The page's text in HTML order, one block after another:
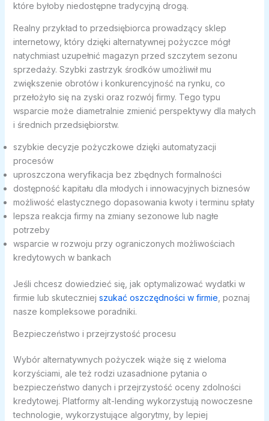
które byłoby niedostępne tradycyjną drogą.
Realny przykład to przedsiębiorca prowadzący sklep
internetowy, który dzięki alternatywnej pożyczce mógł
natychmiast uzupełnić magazyn przed szczytem sezonu
sprzedaży. Szybki zastrzyk środków umożliwił mu
zwiększenie obrotów i konkurencyjność na rynku, co
przełożyło się na zyski oraz rozwój firmy. Tego typu
wsparcie może diametralnie zmienić perspektywy dla małych
i średnich przedsiębiorstw.
szybkie decyzje pożyczkowe dzięki automatyzacji
procesów
uproszczona weryfikacja bez zbędnych formalności
dostępność kapitału dla młodych i innowacyjnych biznesów
możliwość elastycznego dopasowania kwoty i terminu spłaty
lepsza reakcja firmy na zmiany sezonowe lub nagłe
potrzeby
wsparcie w rozwoju przy ograniczonych możliwościach
kredytowych w bankach
Jeśli chcesz dowiedzieć się, jak optymalizować wydatki w
firmie lub skuteczniej szukać oszczędności w firmie , poznaj
nasze kompleksowe poradniki.
Bezpieczeństwo i przejrzystość procesu
Wybór alternatywnych pożyczek wiąże się z wieloma
korzyściami, ale też rodzi uzasadnione pytania o
bezpieczeństwo danych i przejrzystość oceny zdolności
kredytowej. Platformy alt-lending wykorzystują nowoczesne
technologie, wykorzystujące algorytmy, by lepiej